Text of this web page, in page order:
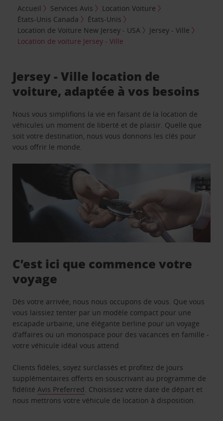
Accueil Services Avis
Location Voiture
États-Unis Canada
États-Unis
Location de Voiture New Jersey - USA
Jersey - Ville
Location de voiture Jersey - Ville
Jersey - Ville location de
voiture, adaptée à vos besoins
Nous vous simplifions la vie en faisant de la location de
véhicules un moment de liberté et de plaisir. Quelle que
soit votre destination, nous vous donnons les clés pour
vous offrir le monde.
C’est ici que commence votre
voyage
Dès votre arrivée, nous nous occupons de vous. Que vous
vous laissiez tenter par un modèle compact pour une
escapade urbaine, une élégante berline pour un voyage
d’affaires ou un monospace pour des vacances en famille -
votre véhicule idéal vous attend.
Clients fidèles, soyez surclassés et profitez de jours
supplémentaires offerts en souscrivant au programme de
fidélitéAvis Preferred. Choisissez votre date de départ et
nous mettrons votre véhicule de location à disposition.